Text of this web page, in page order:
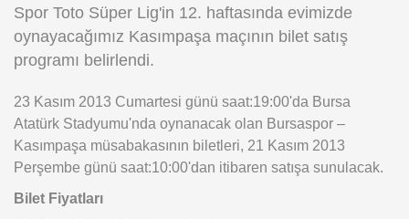
Instagram
Android
iOS
Spor Toto Süper Lig'in 12. haftasında evimizde
oynayacağımız Kasımpaşa maçının bilet satış
programı belirlendi.
23 Kasım 2013 Cumartesi günü saat:19:00'da Bursa
Atatürk Stadyumu'nda oynanacak olan Bursaspor –
Kasımpaşa müsabakasının biletleri, 21 Kasım 2013
Perşembe günü saat:10:00'dan itibaren satışa sunulacak.
Bilet Fiyatları